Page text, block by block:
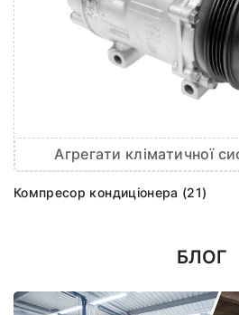
Агрегати кліматичної
Компресор кондиціонера (21)
БЛОГ